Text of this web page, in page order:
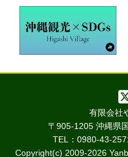
有限会社
〒905-1205 沖縄県
TEL：0980-43-
Copyright(c) 2009-2026